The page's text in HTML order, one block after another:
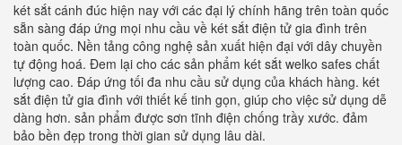
két sắt cánh đúc hiện nay với các đại lý chính hãng trên toàn quốc
sẵn sàng đáp ứng mọi nhu cầu về két sắt điện tử gia đình trên
toàn quốc. Nền tảng công nghệ sản xuất hiện đại với dây chuyền
tự động hoá. Đem lại cho các sản phẩm két sắt welko safes chất
lượng cao. Đáp ứng tối đa nhu cầu sử dụng của khách hàng. két
sắt điện tử gia đình với thiết kế tinh gọn, giúp cho việc sử dụng dễ
dàng hơn. sản phẩm được sơn tĩnh điện chống trầy xước. đảm
bảo bền đẹp trong thời gian sử dụng lâu dài.